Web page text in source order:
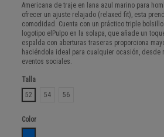
Americana de traje en lana azul marino para
ofrecer un ajuste relajado (relaxed fit), esta
comodidad. Cuenta con un práctico triple
logotipo elPulpo en la solapa, que añade un
espalda con aberturas traseras proporciona
haciéndola ideal para cualquier ocasión, desde
eventos sociales.
Talla
52
54 56
Color